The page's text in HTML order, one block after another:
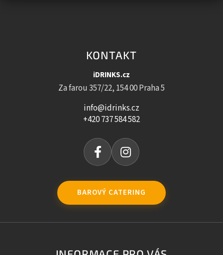
KONTAKT
iDRINKS.cz
Za farou 357/22, 154 00 Praha 5
info@idrinks.cz
+420 737 584 582
BAROVÝ CATERING